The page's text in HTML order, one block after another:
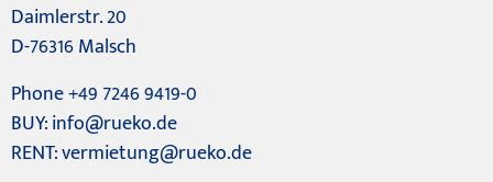
Daimlerstr. 20
D-76316 Malsch
Phone +49 7246 9419-0
BUY:info@rueko.de
RENT:vermietung@rueko.de